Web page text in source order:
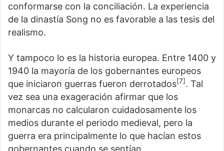
conformarse con la conciliación. La experiencia
de la dinastía Song no es favorable a las tesis del
realismo.
Y tampoco lo es la historia europea. Entre 1400 y
1940 la mayoría de los gobernantes europeos
que iniciaron guerras fueron derrotados[7]. Tal
vez sea una exageración afirmar que los
monarcas no calcularon cuidadosamente los
medios durante el periodo medieval, pero la
guerra era principalmente lo que hacían estos
gobernantes cuando se sentían